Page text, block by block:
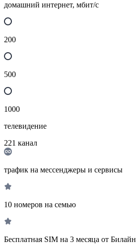
домашний интернет, мбит/с
200
500
1000
телевидение
221 канал
трафик на мессенджеры и сервисы
10 номеров на семью
Бесплатная SIM на 3 месяца от Билайн